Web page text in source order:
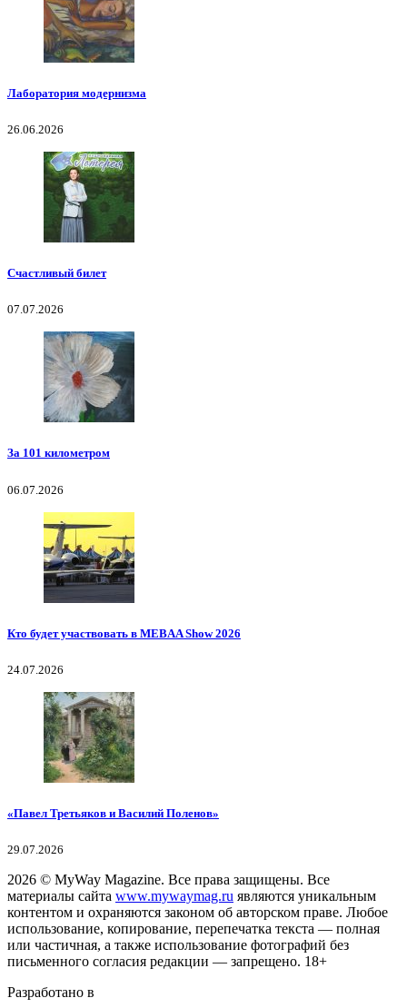
Лаборатория модернизма
26.06.2026
Счастливый билет
07.07.2026
За 101 километром
06.07.2026
Кто будет участвовать в MEBAA Show 2026
24.07.2026
«Павел Третьяков и Василий Поленов»
29.07.2026
2026 © MyWay Magazine. Все права защищены. Все
материалы сайта www.mywaymag.ru являются уникальным
контентом и охраняются законом об авторском праве. Любое
использование, копирование, перепечатка текста — полная
или частичная, а также использование фотографий без
письменного согласия редакции — запрещено. 18+
Разработано в